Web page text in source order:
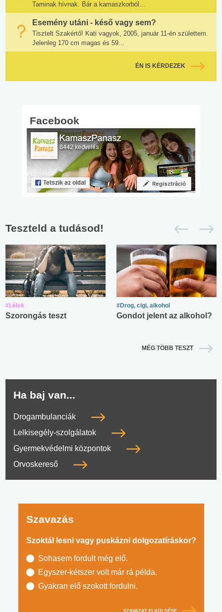
Taminak hívnak. Bár a kamaszkorból...
Esemény utáni - késő vagy sem?
Tisztelt Szakértő! Kati vagyok, 2005, január 11-én születtem.
Jelenleg 170 cm magas és 59...
ÉN IS KÉRDEZEK
Facebook
Teszteld a tudásod!
#Lélek
Szorongás teszt
#Drog, cigi, alkohol
Gondot jelent az alkohol?
MÉG TÖBB TESZT
Ha baj van...
Drogambulanciák
Lelkisegély-szolgálatok
Gyermekvédelmi központok
Orvoskereső
Szavazás
Szoktál lesni vagy puskázni dolgozatíráskor?
Sohasem fordult még elő.
Egyszer-kétszer volt már rá példa.
Gyakran elő szokott fordulni.
SZAVAZAT ELKÜLDÉSE